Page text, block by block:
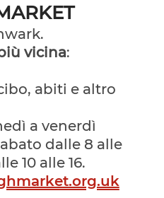
vicina:
abiti e altro
a venerdì
dalle 8 alle
10 alle 16.